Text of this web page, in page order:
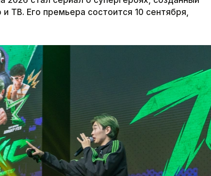
ТВ. Его премьера состоится 10 сентября,